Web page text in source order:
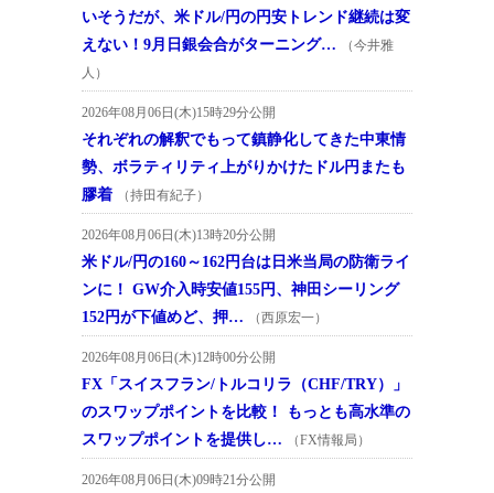
いそうだが、米ドル/円の円安トレンド継続は変
えない！9月日銀会合がターニング…
（今井雅
人）
2026年08月06日(木)15時29分公開
それぞれの解釈でもって鎮静化してきた中東情
勢、ボラティリティ上がりかけたドル円またも
膠着
（持田有紀子）
2026年08月06日(木)13時20分公開
米ドル/円の160～162円台は日米当局の防衛ライ
ンに！ GW介入時安値155円、神田シーリング
152円が下値めど、押…
（西原宏一）
2026年08月06日(木)12時00分公開
FX「スイスフラン/トルコリラ（CHF/TRY）」
のスワップポイントを比較！ もっとも高水準の
スワップポイントを提供し…
（FX情報局）
2026年08月06日(木)09時21分公開